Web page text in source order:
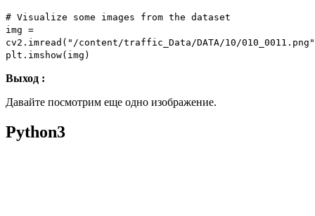
# Visualize some images from the dataset
img =
cv2.imread( "/content/traffic_Data/DATA/10/010_0011.png"
plt.imshow(img)
Выход :
Давайте посмотрим еще одно изображение.
Python3